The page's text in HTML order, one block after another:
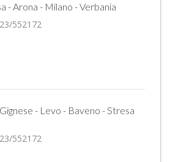
- Arona - Milano - Verbania
552172
- Levo - Baveno - Stresa
552172